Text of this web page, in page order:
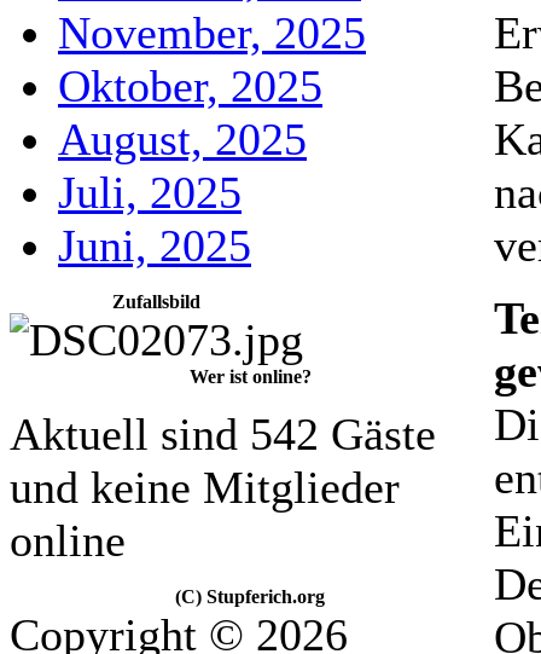
November, 2025
Oktober, 2025
August, 2025
Juli, 2025
Juni, 2025
Zufallsbild
Wer ist online?
Aktuell sind 542 Gäste
und keine Mitglieder
online
(C) Stupferich.org
Copyright © 2026